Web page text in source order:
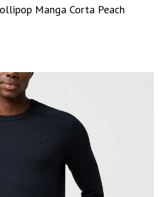
Manga Corta Peach